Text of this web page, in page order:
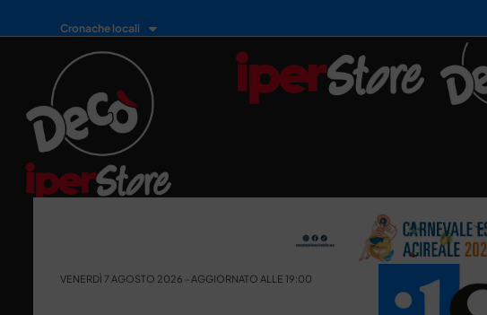
Cronache locali
VENERDÌ 7 AGOSTO 2026 - AGGIORNATO ALLE 19:00